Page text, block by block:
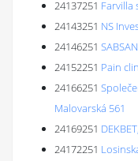
24137251 Farvilla
24143251 NS
24146251
24152251 Pain
24166251
Malovarská 561
24169251
24172251